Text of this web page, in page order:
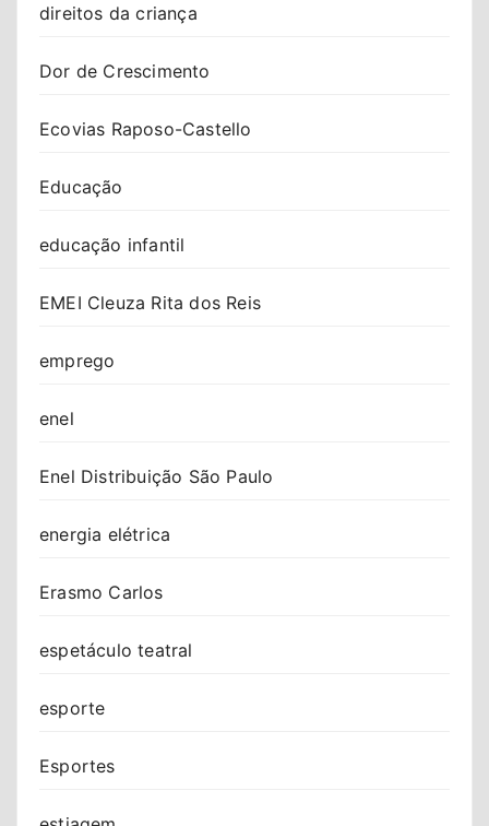
direitos da criança
Dor de Crescimento
Ecovias Raposo-Castello
Educação
educação infantil
EMEI Cleuza Rita dos Reis
emprego
enel
Enel Distribuição São Paulo
energia elétrica
Erasmo Carlos
espetáculo teatral
esporte
Esportes